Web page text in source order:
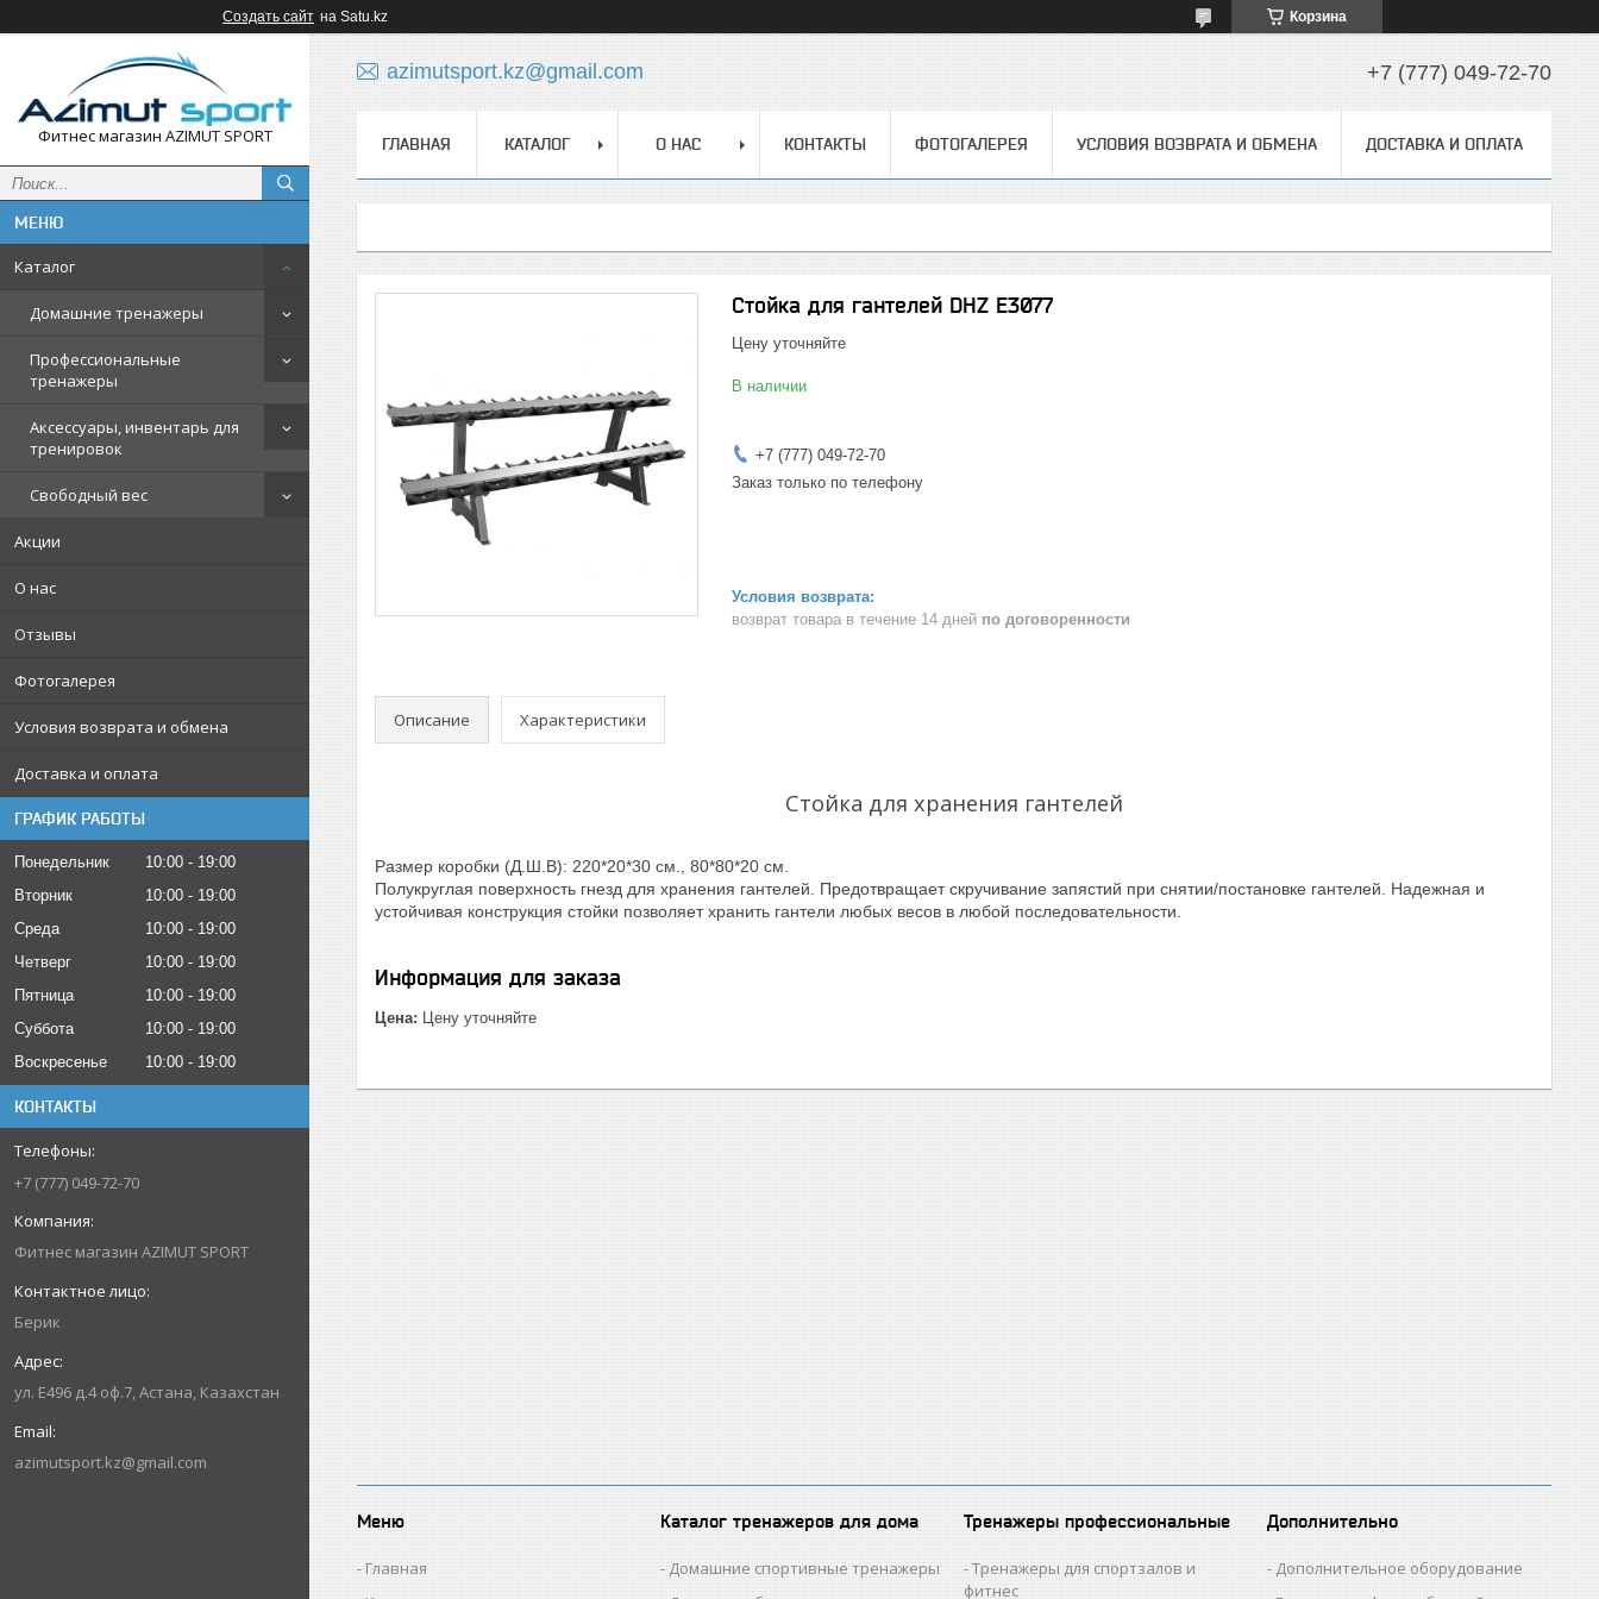
Создать сайт на Satu.kz Корзина
Фитнес магазин AZIMUT SPORT
Каталог
Домашние тренажеры
Профессиональные
тренажеры
Аксессуары, инвентарь для
тренировок
Свободный вес
Акции
О нас
Отзывы
Фотогалерея
Условия возврата и обмена
Доставка и оплата
ГРАФИК РАБОТЫ
Понедельник 10:00
19:00
Вторник
10:00
19:00
Среда
10:00
19:00
Четверг
10:00
19:00
Пятница
10:00
19:00
Суббота
10:00
19:00
Воскресенье
10:00 19:00
КОНТАКТЫ
+7 (777) 049-72-70
Фитнес магазин AZIMUT SPORT
Берик
ул. Е496 д.4 оф.7, Астана, Казахстан
azimutsport.kz@gmail.com
azimutsport.kz@gmail.com +7 (777) 049-72-70
ГЛАВНАЯ КАТАЛОГ О НАС КОНТАКТЫ ФОТОГАЛЕРЕЯ УСЛОВИЯ ВОЗВРАТА И ОБМЕНА ДОСТАВКА И ОПЛАТА
Стойка для гантелей DHZ E3077
Цену уточняйте
В наличии
+7 (777) 049-72-70
Заказ только по телефону
возврат товара в течение 14 дней по договоренности
Описание Характеристики
Стойка для хранения гантелей
Размер коробки (Д.Ш.B): 220*20*30 см., 80*80*20 см.
Полукруглая поверхность гнезд для хранения гантелей. Предотвращает скручивание запястий при снятии/постановке гантелей. Надежная и
устойчивая конструкция стойки позволяет хранить гантели любых весов в любой последовательности.
Информация для заказа
Цена: Цену уточняйте
Меню
Главная
Каталог тренажеров для дома
Домашние спортивные тренажеры
Тренажеры профессиональные
Тренажеры для спортзалов и
фитнес
Дополнительно
Дополнительное оборудование